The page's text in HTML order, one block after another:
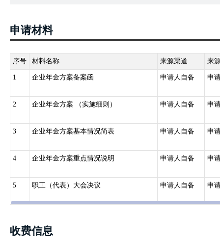
规范做好企业年金方案备案工作（一）企业年金方案备案规定：中
跨地区企业的企业年金方案报送其总部所在地设区的市级以上人力
市）人力资源社会保障行政部门。
申请材料
序号 材料名称 来源渠道 来
1 企业年金方案备案函 申请人自备 申
2 企业年金方案 （实施细则） 申请人自备 申
3 企业年金方案基本情况简表 申请人自备 申
4 企业年金方案重点情况说明 申请人自备 申
5 职工（代表）大会决议 申请人自备 申
收费信息